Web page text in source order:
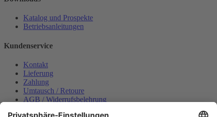
Katalog und Prospekte
Betriebsanleitungen
Kundenservice
Kontakt
Lieferung
Zahlung
Umtausch / Retoure
AGB / Widerrufsbelehrung